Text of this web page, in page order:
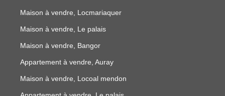
Maison à vendre, Locmariaquer
Maison à vendre, Le palais
Maison à vendre, Bangor
Appartement à vendre, Auray
Maison à vendre, Locoal mendon